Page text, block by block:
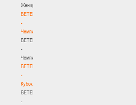
Женщины
BETERA
-
Чемпионат
BETERA
-
Чемпионат
BETERA
-
Кубок
BETERA
-